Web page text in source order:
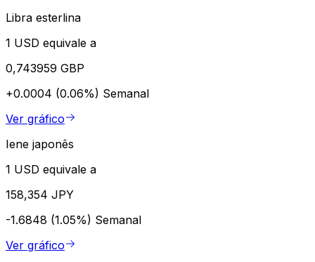
Libra esterlina
1 USD equivale a
0,743959 GBP
+0.0004 (0.06%) Semanal
Ver gráfico
Iene japonês
1 USD equivale a
158,354 JPY
-1.6848 (1.05%) Semanal
Ver gráfico